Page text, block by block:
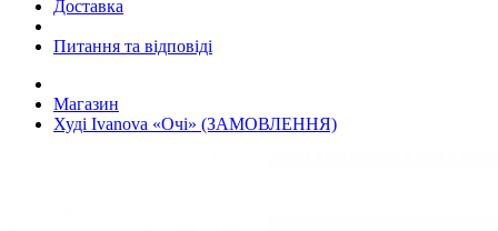
Доставка
Питання та відповіді
Магазин
Худі Ivanova «Очі» (ЗАМОВЛЕННЯ)